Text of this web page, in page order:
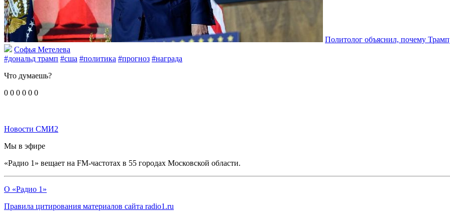
Политолог объяснил, почему
Софья Метелева
#дональд трамп #сша #политика #прогноз #награда
Что думаешь?
0 0 0 0 0 0
Новости СМИ2
Мы в эфире
«Радио 1» вещает на FM-частотах в 55 городах Московской области.
О «Радио 1»
Правила цитирования материалов сайта radio1.ru